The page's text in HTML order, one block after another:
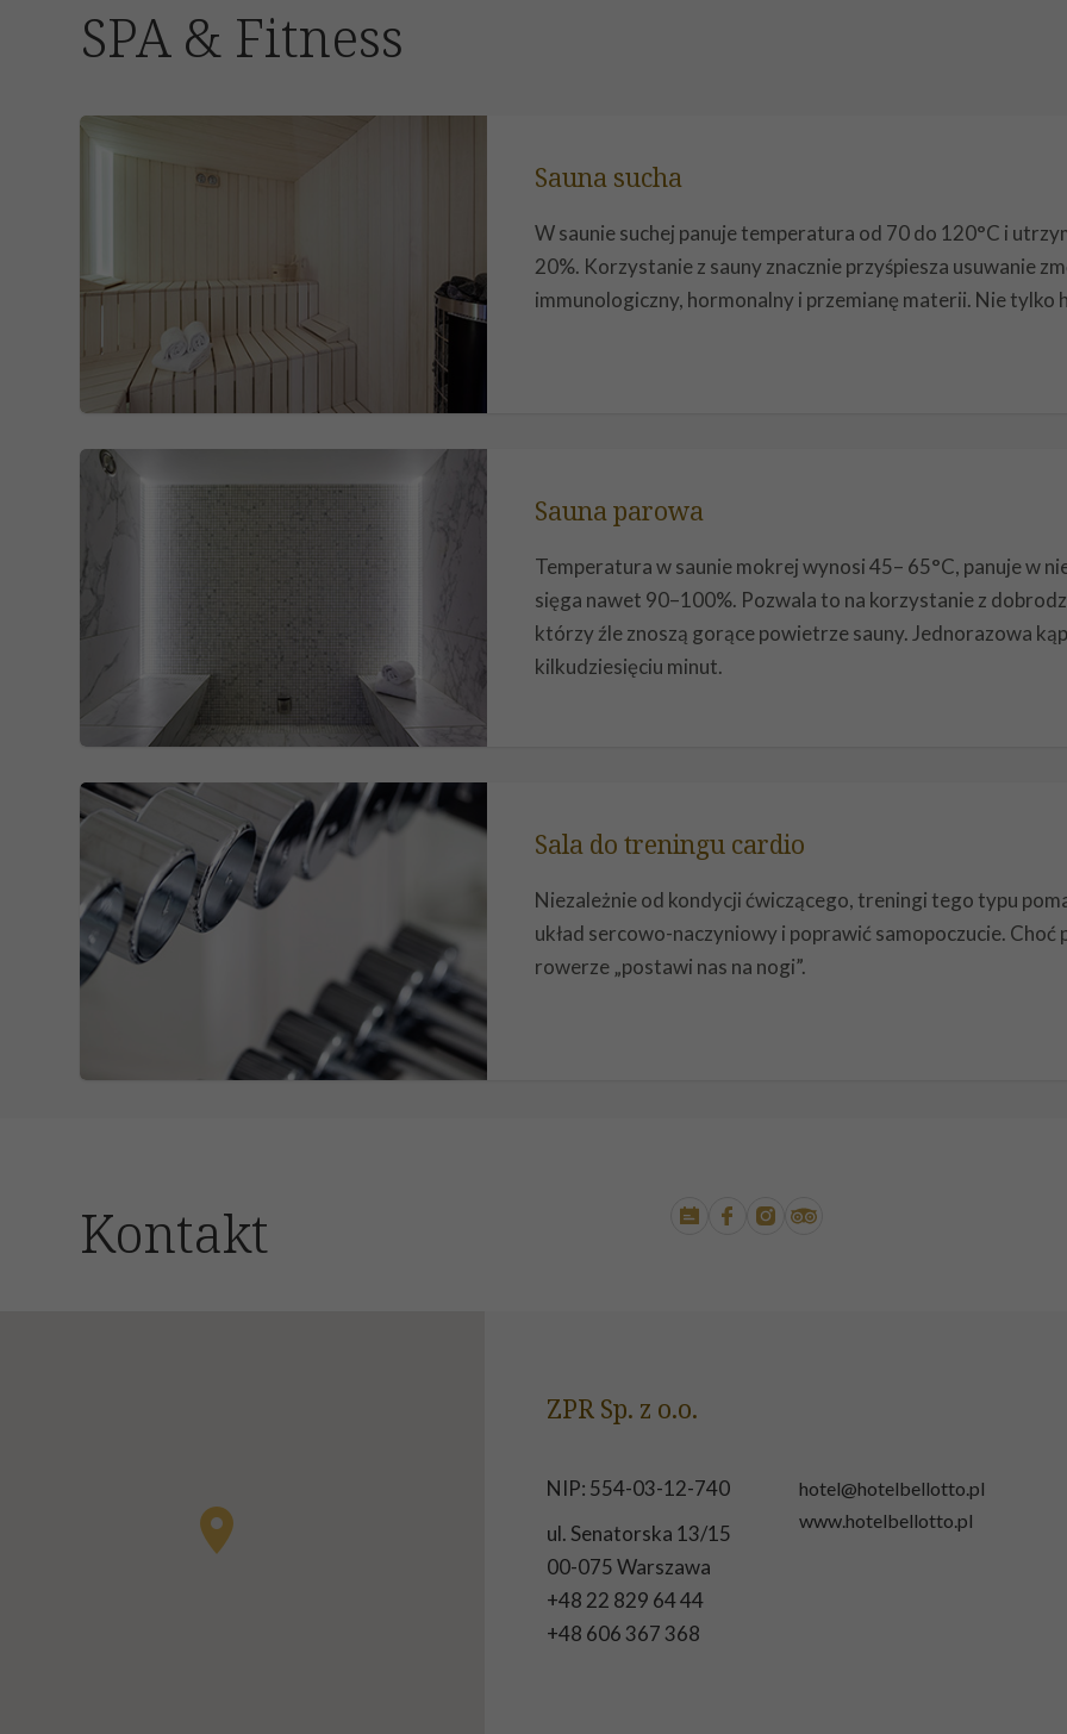
SPA & Fitness
Sauna sucha
W saunie suchej panuje temperatura od 70 do 120°C i
20%. Korzystanie z sauny znacznie przyśpiesza usuwanie
immunologiczny, hormonalny i przemianę materii. Nie tylko
Sauna parowa
Temperatura w saunie mokrej wynosi 45– 65°C, panuje w
sięga nawet 90–100%. Pozwala to na korzystanie z
którzy źle znoszą gorące powietrze sauny. Jednorazowa
kilkudziesięciu minut.
Sala do treningu cardio
Niezależnie od kondycji ćwiczącego, treningi tego typu
układ sercowo-naczyniowy i poprawić samopoczucie. Choć
rowerze „postawi nas na nogi”.
Kontakt
ZPR Sp. z o.o.
NIP: 554-03-12-740
ul. Senatorska 13/15
00-075 Warszawa
+48 22 829 64 44
+48 606 367 368
hotel@hotelbellotto.pl
www.hotelbellotto.pl